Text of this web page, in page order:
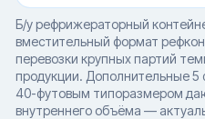
Б/у рефрижераторный
вместительный формат
перевозки крупных партий
продукции. Дополнительные
40-футовым типоразмером
внутреннего объёма —